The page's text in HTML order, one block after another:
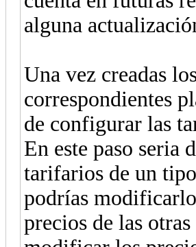
alguna
Una vez creadas
correspondientes
de configurar las
En este paso seria
tarifarios de un
podrías
precios de las